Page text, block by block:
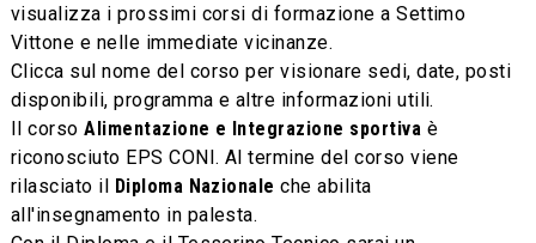
visualizza i prossimi corsi di formazione a Settimo
Vittone e nelle immediate vicinanze.
Clicca sul nome del corso per visionare sedi, date, posti
disponibili, programma e altre informazioni utili.
Il corsoAlimentazione e Integrazione sportiva è
riconosciuto EPS CONI. Al termine del corso viene
rilasciato il Diploma Nazionale che abilita
all'insegnamento in palesta.